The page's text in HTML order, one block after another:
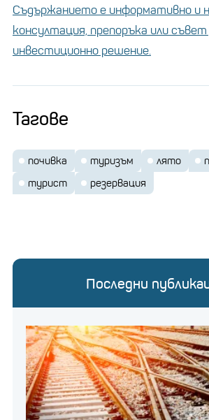
Съдържанието е информативно и
консултация, препоръка или съвет
инвестиционно решение.
Тагове
почивка туризъм лято
турист
резервация
Последни